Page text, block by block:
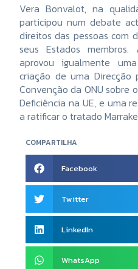
COMPARTILHA
Facebook
Twitter
LinkedIn
WhatsApp
Vera Bonvalot, na
participou num debate
direitos das pessoas com
seus Estados
aprovou igualmente
criação de uma
Convenção da ONU sobre
Deficiência na UE, e uma
a ratificar o tratado